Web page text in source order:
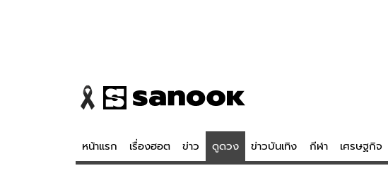
หน้าแรก เรื่องฮอต ข่าว ดูดวง ข่าวบันเทิง กีฬา เศรษฐกิจ